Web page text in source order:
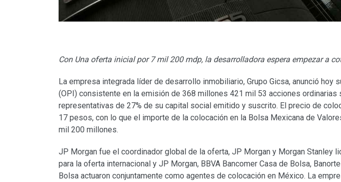
Con Una oferta inicial por 7 mil 200 mdp, la desarrolladora espera empezar a
La empresa integrada líder de desarrollo inmobiliario, Grupo Gicsa, anunció hoy
(OPI) consistente en la emisión de 368 millones 421 mil 53 acciones ordinarias
representativas de 27% de su capital social emitido y suscrito. El precio de
17 pesos, con lo que el importe de la colocación en la Bolsa Mexicana de
mil 200 millones.
JP Morgan fue el coordinador global de la oferta, JP Morgan y Morgan Stanley
para la oferta internacional y JP Morgan, BBVA Bancomer Casa de Bolsa,
Bolsa actuaron conjuntamente como agentes de colocación en México. La